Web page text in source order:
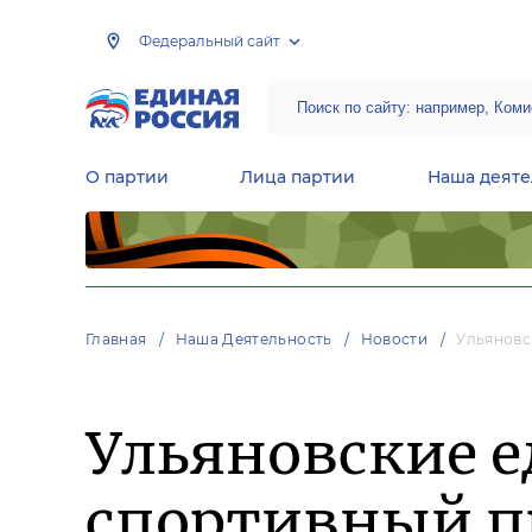
Федеральный сайт
О партии Лица партии Наша
Главная Наша Деятельность Новости
Ульяновские